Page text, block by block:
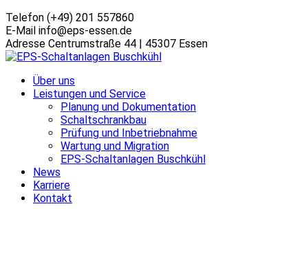
Telefon (+49) 201 557860
E-Mail info@eps-essen.de
Adresse Centrumstraße 44 | 45307 Essen
Über uns
Leistungen und Service
Planung und Dokumentation
Schaltschrankbau
Prüfung und Inbetriebnahme
Wartung und Migration
EPS-Schaltanlagen Buschkühl
News
Karriere
Kontakt